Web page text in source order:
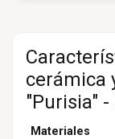
cerámica
"Purisia"
Materiales